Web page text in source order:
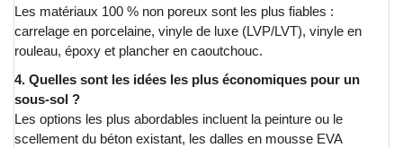
Les matériaux 100 % non poreux sont les plus fiables :
carrelage en porcelaine, vinyle de luxe (LVP/LVT), vinyle en
rouleau, époxy et plancher en caoutchouc.
4. Quelles sont les idées les plus économiques pour un
sous-sol ?
Les options les plus abordables incluent la peinture ou le
scellement du béton existant, les dalles en mousse EVA